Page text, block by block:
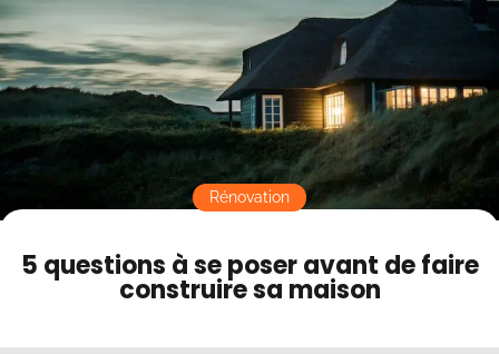
Contact
Mode sombre
5 questions à se poser avant de faire
construire sa maison
Rénovation